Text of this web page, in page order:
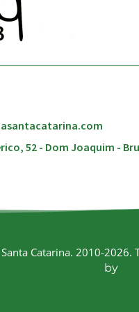
52 - Dom Joaquim -
Catarina. 2010-2026.
by